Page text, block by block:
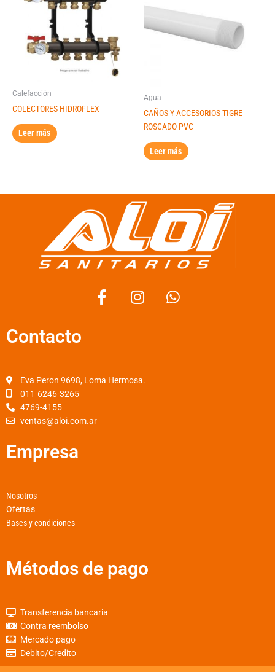
Calefacción
COLECTORES HIDROFLEX
Leer más
Agua
CAÑOS Y ACCESORIOS TIGRE
ROSCADO PVC
Leer más
F
a
o
I
n
r
W
h
Contacto
Eva Peron 9698, Loma Hermosa.
011-6246-3265
4769-4155
ventas@aloi.com.ar
Empresa
Nosotros
Ofertas
Bases y condiciones
Métodos de pago
Transferencia bancaria
Contra reembolso
Mercado pago
Debito/Credito